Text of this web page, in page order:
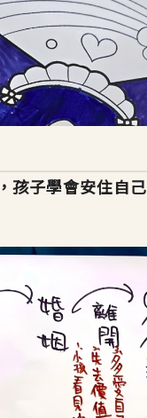
孩子學會安住自己